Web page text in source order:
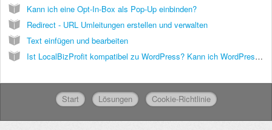
Kann ich eine Opt-In-Box als Pop-Up einbinden?
Redirect - URL Umleitungen erstellen und verwalten
Text einfügen und bearbeiten
Ist LocalBizProfit kompatibel zu WordPress? Kann ich WordPress Plugins benutzen? Was ist besser - WordPress oder LocalBizProfit?
Start Lösungen Cookie-Richtlinie